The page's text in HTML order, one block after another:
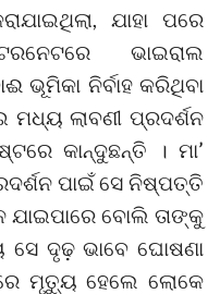
ଯାହା ପରେ
ଭାଇରାଲ
ଭୂମିକା ନିର୍ବାହ କରିଥିବା
ମଧ୍ୟ ଲାବଣୀ ପ୍ରଦର୍ଶନ
କାନ୍ଦୁଛନ୍ତି । ମା’
ପାଇଁ ସେ ନିଷ୍ପତ୍ତି
ଯାଇପାରେ ବୋଲି ତାଙ୍କୁ
ସେ ଦୃଢ଼ ଭାବେ ଘୋଷଣା
ମୃତ୍ୟୁ ହେଲେ ଲୋକେ